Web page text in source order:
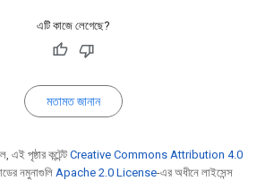
এটি কাজে লেগেছে?
মতামত জানান
পৃষ্ঠার কন্টেন্টCreative Commons Attribution 4.0
নমুনাগুলি Apache 2.0 License-এর অধীনে লাইসেন্স